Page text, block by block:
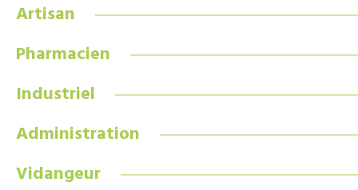
Artisan
Pharmacien
Industriel
Administration
Vidangeur